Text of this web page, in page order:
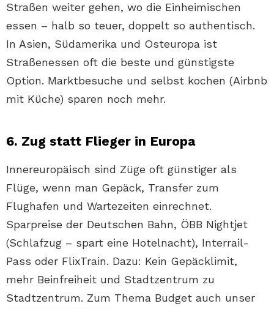
Straßen weiter gehen, wo die Einheimischen
essen – halb so teuer, doppelt so authentisch.
In Asien, Südamerika und Osteuropa ist
Straßenessen oft die beste und günstigste
Option. Marktbesuche und selbst kochen (Airbnb
mit Küche) sparen noch mehr.
6. Zug statt Flieger in Europa
Innereuropäisch sind Züge oft günstiger als
Flüge, wenn man Gepäck, Transfer zum
Flughafen und Wartezeiten einrechnet.
Sparpreise der Deutschen Bahn, ÖBB Nightjet
(Schlafzug – spart eine Hotelnacht), Interrail-
Pass oder FlixTrain. Dazu: Kein Gepäcklimit,
mehr Beinfreiheit und Stadtzentrum zu
Stadtzentrum. Zum Thema Budget auch unser